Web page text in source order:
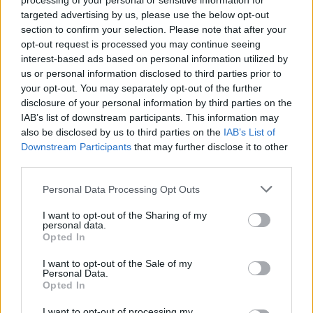
targeted advertising by us, please use the below opt-out
section to confirm your selection. Please note that after your
opt-out request is processed you may continue seeing
interest-based ads based on personal information utilized by
us or personal information disclosed to third parties prior to
your opt-out. You may separately opt-out of the further
disclosure of your personal information by third parties on the
IAB’s list of downstream participants. This information may
also be disclosed by us to third parties on the IAB’s List of
Downstream Participants that may further disclose it to other
Please note that this website/app uses one or more Google
not limited to your visit or usage behaviour. You may click to
grant or deny consent to Google and its third-party tags to
use your data for below specified purposes in below Google
consent section.
Personal Data Processing Opt Outs
I want to opt-out of the Sharing of my
personal data.
Opted In
I want to opt-out of the Sale of my
Personal Data.
Opted In
sequestri a Olbia e Arzachena
È morto Francesco Guccini, il maestro che
rifiutò la Costa Smeralda
Nuovo sportello rifiuti a Palau, una svolta per gli
utenti